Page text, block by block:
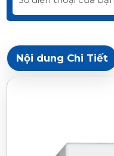
Nội dung Chi Tiết